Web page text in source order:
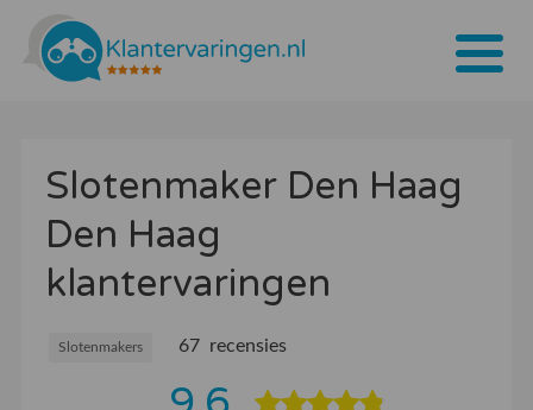
Tarieven
Bedrijven
Over ons
Blogs
Slotenmaker Den Haag
Den Haag
klantervaringen
Slotenmakers 67 recensies